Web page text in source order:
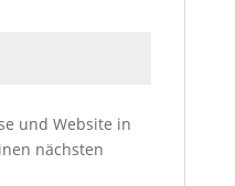
und Website in
nächsten